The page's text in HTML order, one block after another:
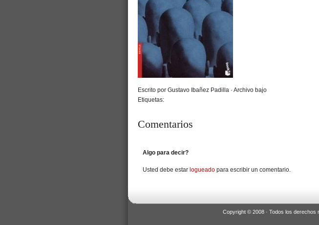
Escrito por Gustavo Ibañez Padilla · Archivo bajo
Etiquetas:
Comentarios
Algo para decir?
Usted debe estar logueado para escribir un comentario.
Copyright © 2008 · Todos los derechos